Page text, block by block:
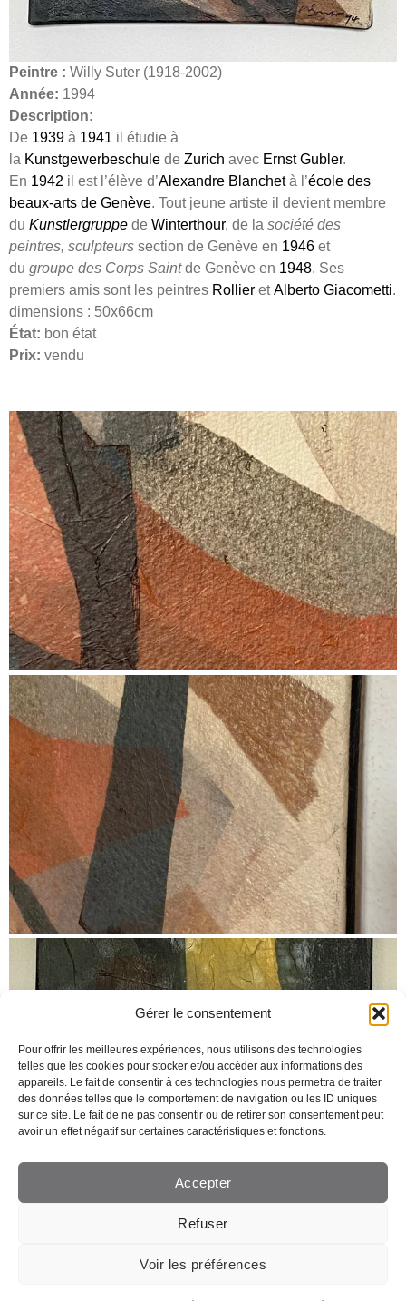
Gérer le consentement
Pour offrir les meilleures expériences, nous utilisons des technologies
telles que les cookies pour stocker et/ou accéder aux informations des
appareils. Le fait de consentir à ces technologies nous permettra de traiter
des données telles que le comportement de navigation ou les ID uniques
sur ce site. Le fait de ne pas consentir ou de retirer son consentement peut
avoir un effet négatif sur certaines caractéristiques et fonctions.
Accepter
Refuser
Voir les préférences
Peintre : Willy Suter (1918-2002)
Année: 1994
Description:
De 1939 à 1941 il étudie à
la Kunstgewerbeschule de Zurich avec Ernst Gubler.
En 1942 il est l’élève d’Alexandre Blanchetà l’école des
beaux-arts de Genève. Tout jeune artiste il devient membre
du Kunstlergruppe de Winterthour, de la société des
peintres, sculpteurs section de Genève en 1946 et
du groupe des Corps Saintde Genève en 1948. Ses
premiers amis sont les peintres Rollier etAlberto Giacometti.
dimensions : 50x66cm
État: bon état
Prix: vendu